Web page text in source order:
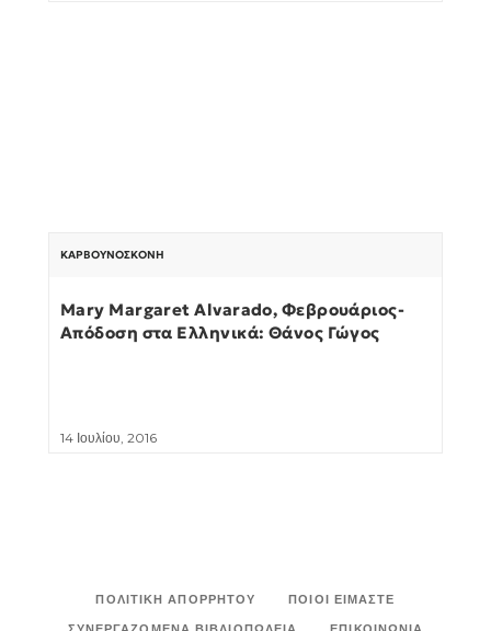
ΚΑΡΒΟΥΝΌΣΚΟΝΗ
Mary Margaret Alvarado, Φεβρουάριος-
Απόδοση στα Ελληνικά: Θάνος Γώγος
14 Ιουλίου, 2016
ΠΟΛΙΤΙΚΉ ΑΠΟΡΡΉΤΟΥ
ΠΟΙΟΙ ΕΊΜΑΣΤΕ